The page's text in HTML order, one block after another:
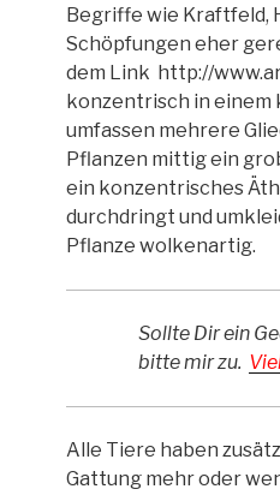
Begriffe wie Kraftfeld,
Schöpfungen eher
dem Link http://
konzentrisch in einem
umfassen mehrere
Pflanzen mittig ein
ein konzentrisches
durchdringt und
Pflanze wolkenartig.
Sollte Dir ein
bitte mir zu.
Alle Tiere haben
Gattung mehr oder